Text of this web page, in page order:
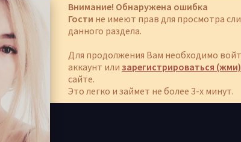
Внимание! Обнаружена ошибка
Гости не имеют прав для просмотра
данного раздела.
Для продолжения Вам необходимо
аккаунт или зарегистрироваться (жми)
сайте.
Это легко и займет не более 3-х минут.